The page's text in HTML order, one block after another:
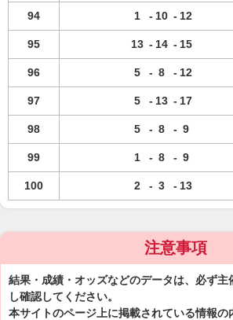
94 1 - 10 - 12
95 13 - 14 - 15
96 5 - 8 - 12
97 5 - 13 - 17
98 5 - 8 - 9
99 1 - 8 - 9
100 2 - 3 - 13
注意事項
結果・成績・オッズなどのデータは、必ず主
し確認してください。
本サイトのページ上に掲載されている情報の